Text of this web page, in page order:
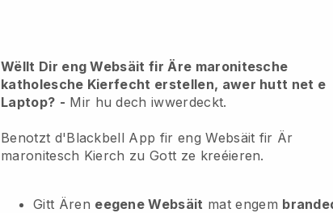
Wëllt Dir eng Websäit fir Äre maronitesche
katholesche Kierfecht erstellen, awer hutt net e
Laptop? - Mir hu dech iwwerdeckt.
Benotzt d'Blackbell App fir eng Websäit fir Är
maronitesch Kierch zu Gott ze kreéieren.
Gitt Ären eegene Websäit mat engem